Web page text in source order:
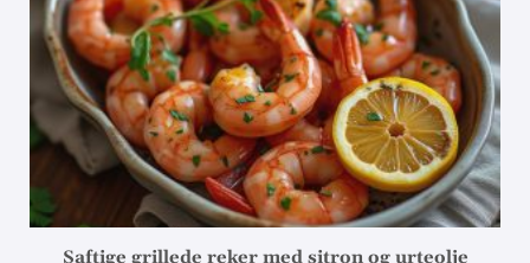
Saftige grillede reker med sitron og urteolje